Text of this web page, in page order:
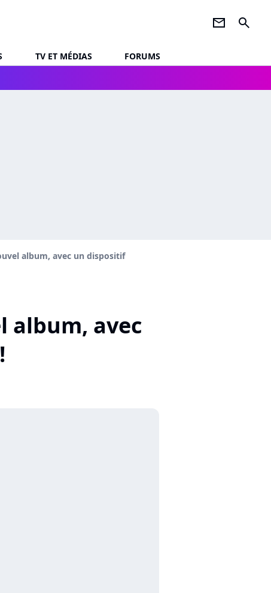
newsletter search
TV ET MÉDIAS
FORUMS
album, avec un dispositif
album, avec